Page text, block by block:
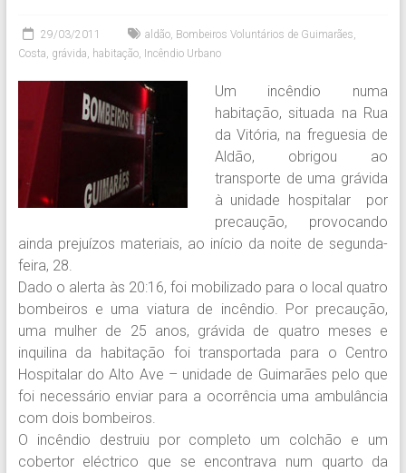
29/03/2011 aldão, Bombeiros Voluntários de Guimarães
Costa grávida habitação, Incêndio Urbano
Um incêndio numa
habitação, situada na Rua
da Vitória, na freguesia de
Aldão, obrigou ao
transporte de uma grávida
à unidade hospitalar por
precaução, provocando
ainda prejuízos materiais, ao início da noite de segunda-
feira, 28.
Dado o alerta às 20:16, foi mobilizado para o local quatro
bombeiros e uma viatura de incêndio. Por precaução,
uma mulher de 25 anos, grávida de quatro meses e
inquilina da habitação foi transportada para o Centro
Hospitalar do Alto Ave – unidade de Guimarães pelo que
foi necessário enviar para a ocorrência uma ambulância
com dois bombeiros.
O incêndio destruiu por completo um colchão e um
cobertor eléctrico que se encontrava num quarto da